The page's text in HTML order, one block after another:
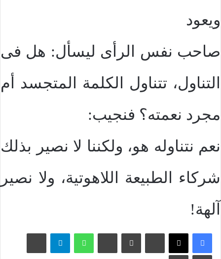
ويعود
صاحب نفس الرأى ليسأل: هل فى
التناول، تتناول الكلمة المتجسد أم
مجرد نعمته؟ فنجيب:
نعم نتناوله هو، ولكننا لا نصير بذلك
شركاء الطبيعة اللاهوتية، ولا نصير
آلهة!
بينتيريستسكايب واتساب تيلقرام ڤايبر
مشاركة عبر البريد طباعة